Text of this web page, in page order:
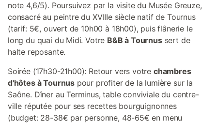
note 4,6/5). Poursuivez par la visite du Musée Greuze,
consacré au peintre du XVIIIe siècle natif de Tournus
(tarif: 5€, ouvert de 10h00 à 18h00), puis flânerie le
long du quai du Midi. Votre B&B à Tournussert de
halte reposante.
Soirée (17h30-21h00): Retour vers votre chambres
d'hôtes à Tournus pour profiter de la lumière sur la
Saône. Dîner au Terminus, table conviviale du centre-
ville réputée pour ses recettes bourguignonnes
(budget: 28-38€ par personne, 48-65€ en menu